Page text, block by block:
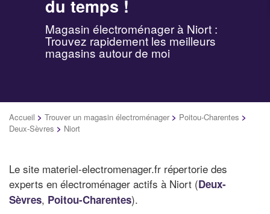
du temps !
Magasin électroménager à Niort :
Trouvez rapidement les meilleurs
magasins autour de moi
Accueil > Trouver un magasin électroménager > Poitou-Charentes >
Deux-Sèvres > Niort
Le site materiel-electromenager.fr répertorie des
experts en électroménager actifs à Niort (Deux-
Sèvres, Poitou-Charentes).